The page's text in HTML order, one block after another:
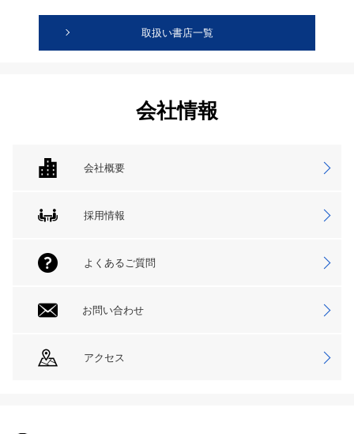
取扱い書店一覧
会社情報
会社概要
採用情報
よくあるご質問
お問い合わせ
アクセス